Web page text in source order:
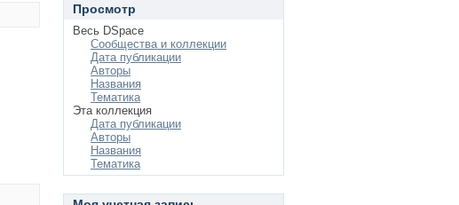
Просмотр
Весь DSpace
Сообщества и коллекции
Дата публикации
Авторы
Названия
Тематика
Эта коллекция
Дата публикации
Авторы
Названия
Тематика